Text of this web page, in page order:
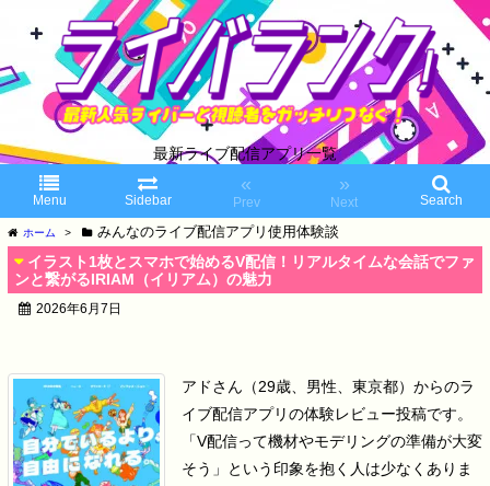
最新ライブ配信アプリ一覧
Menu Sidebar
«
Prev
»
Next Search
ホーム > みんなのライブ配信アプリ使用体験談
イラスト1枚とスマホで始めるV配信！リアルタイムな会話でファ
ンと繋がるIRIAM（イリアム）の魅力
2026年6月7日
アドさん（29歳、男性、東京都）からのラ
イブ配信アプリの体験レビュー投稿です。
「V配信って機材やモデリングの準備が大変
そう」という印象を抱く人は少なくありま